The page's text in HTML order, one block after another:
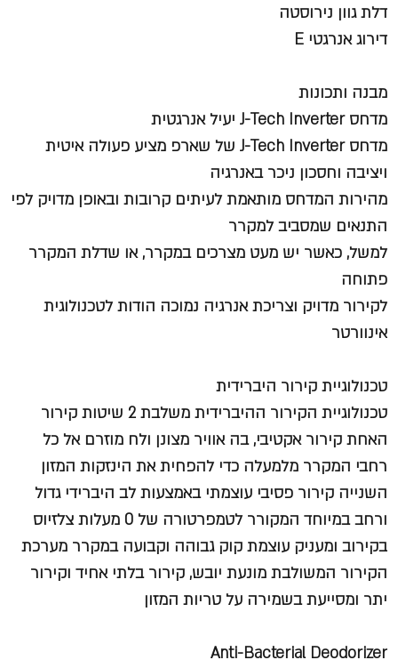
דלת גוון נירוסטה
דירוג אנרגטי E
מבנה ותכונות
מדחס J-Tech Inverter יעיל אנרגטית
מדחס J-Tech Inverter של שארפ מציע פעולה איטית
ויציבה וחסכון ניכר באנרגיה
מהירות המדחס מותאמת לעיתים קרובות ובאופן מדויק לפי
התנאים שמסביב למקרר
למשל, כאשר יש מעט מצרכים במקרר, או שדלת המקרר
פתוחה
לקירור מדויק וצריכת אנרגיה נמוכה הודות לטכנולוגית
אינוורטר
טכנולוגיית קירור היברידית
טכנולוגיית הקירור ההיברידית משלבת 2 שיטות קירור
האחת קירור אקטיבי, בה אוויר מצונן ולח מוזרם אל כל
רחבי המקרר מלמעלה כדי להפחית את הינזקות המזון
השנייה קירור פסיבי עוצמתי באמצעות לב היברידי גדול
ורחב במיוחד המקורר לטמפרטורה של 0 מעלות צלזיוס
בקירוב ומעניק עוצמת קוק גבוהה וקבועה במקרר מערכת
הקירור המשולבת מונעת יובש, קירור בלתי אחיד וקירור
יתר ומסייעת בשמירה על טריות המזון
Anti-Bacterial Deodorizer